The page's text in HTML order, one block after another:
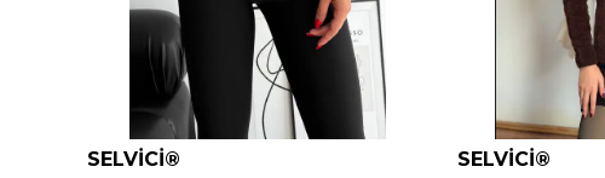
SELVİCİ® SELVİCİ®